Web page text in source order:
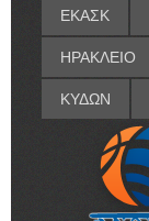
ΕΚΑΣΚ
ΗΡΑΚΛΕΙΟ
ΚΥΔΩΝ